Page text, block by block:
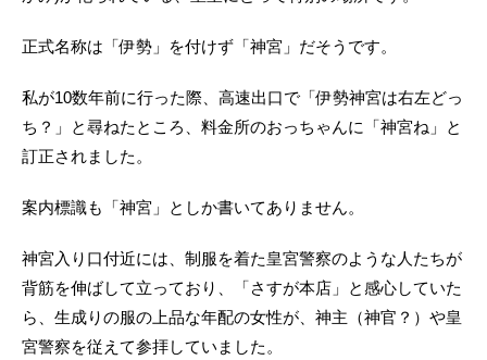
正式名称は「伊勢」を付けず「神宮」だそうです。
私が10数年前に行った際、高速出口で「伊勢神宮は右左どっ
ち？」と尋ねたところ、料金所のおっちゃんに「神宮ね」と
訂正されました。
案内標識も「神宮」としか書いてありません。
神宮入り口付近には、制服を着た皇宮警察のような人たちが
背筋を伸ばして立っており、「さすが本店」と感心していた
ら、生成りの服の上品な年配の女性が、神主（神官？）や皇
宮警察を従えて参拝していました。